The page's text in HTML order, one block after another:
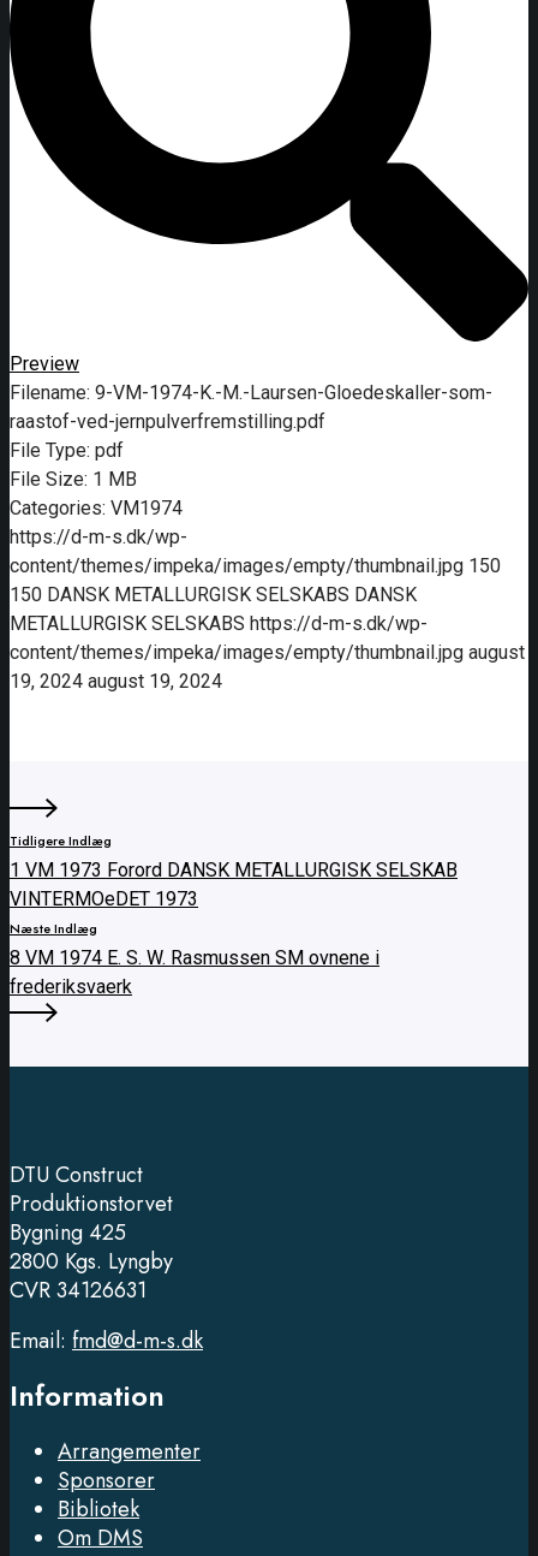
Preview
Filename: 9-VM-1974-K.-M.-Laursen-Gloedeskaller-som-
raastof-ved-jernpulverfremstilling.pdf
File Type: pdf
File Size: 1 MB
Categories: VM1974
https://d-m-s.dk/wp-
content/themes/impeka/images/empty/thumbnail.jpg 150
150 DANSK METALLURGISK SELSKABS DANSK
METALLURGISK SELSKABS https://d-m-s.dk/wp-
content/themes/impeka/images/empty/thumbnail.jpg august
19, 2024 august 19, 2024
Tidligere Indlæg
1 VM 1973 Forord DANSK METALLURGISK SELSKAB
VINTERMOeDET 1973
Næste Indlæg
8 VM 1974 E. S. W. Rasmussen SM ovnene i
frederiksvaerk
DTU Construct
Produktionstorvet
Bygning 425
2800 Kgs. Lyngby
CVR 34126631
Email: fmd@d-m-s.dk
Information
Arrangementer
Sponsorer
Bibliotek
Om DMS